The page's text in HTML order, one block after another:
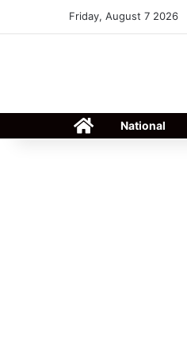
Friday, August 7 2026
HomeNational